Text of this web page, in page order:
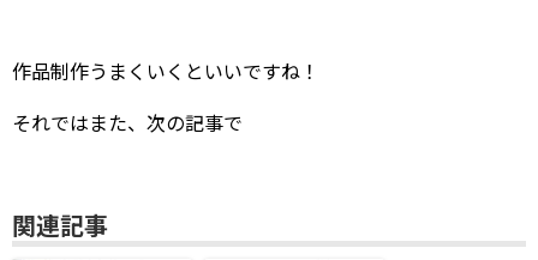
作品制作うまくいくといいですね！
それではまた、次の記事で
関連記事